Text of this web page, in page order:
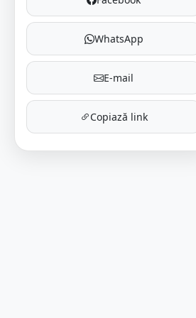
WhatsApp
E-mail
Copiază link